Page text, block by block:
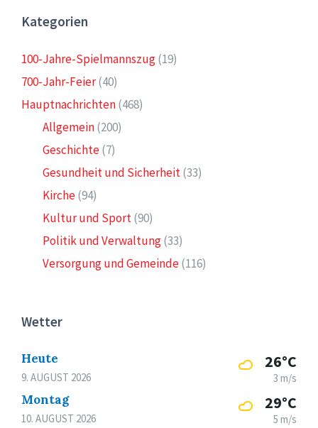
Kategorien
100-Jahre-Spielmannszug(19)
700-Jahr-Feier(40)
Hauptnachrichten(468)
Allgemein(200)
Geschichte(7)
Gesundheit und Sicherheit(33)
Kirche(94)
Kultur und Sport(90)
Politik und Verwaltung(33)
Versorgung und Gemeinde(116)
Wetter
Heute
9. AUGUST 2026
26°C
3 m/s
Montag
10. AUGUST 2026
29°C
5 m/s